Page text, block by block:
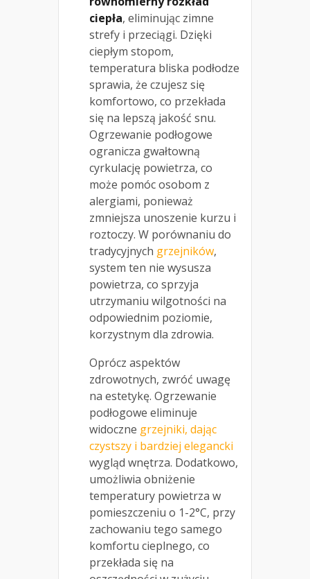
ciepła, eliminując zimne
strefy i przeciągi. Dzięki
ciepłym stopom,
temperatura bliska podłodze
sprawia, że czujesz się
komfortowo, co przekłada
się na lepszą jakość snu.
Ogrzewanie podłogowe
ogranicza gwałtowną
cyrkulację powietrza, co
może pomóc osobom z
alergiami, ponieważ
zmniejsza unoszenie kurzu i
roztoczy. W porównaniu do
tradycyjnych grzejników,
system ten nie wysusza
powietrza, co sprzyja
utrzymaniu wilgotności na
odpowiednim poziomie,
korzystnym dla zdrowia.
Oprócz aspektów
zdrowotnych, zwróć uwagę
na estetykę. Ogrzewanie
podłogowe eliminuje
widoczne grzejniki, dając
czystszy i bardziej elegancki
wygląd wnętrza. Dodatkowo,
umożliwia obniżenie
temperatury powietrza w
pomieszczeniu o 1-2°C, przy
zachowaniu tego samego
komfortu cieplnego, co
przekłada się na